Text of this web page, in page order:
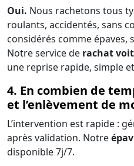
Oui. Nous rachetons tous
roulants, accidentés, sans
considérés comme épaves,
Notre service de rachat
une reprise rapide, simple
4. En combien de
et l’enlèvement de
L’intervention est rapide :
après validation. Notre
disponible 7j/7.